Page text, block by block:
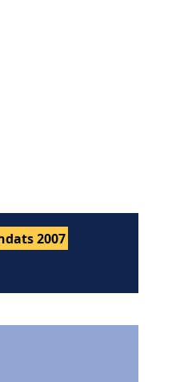
2007